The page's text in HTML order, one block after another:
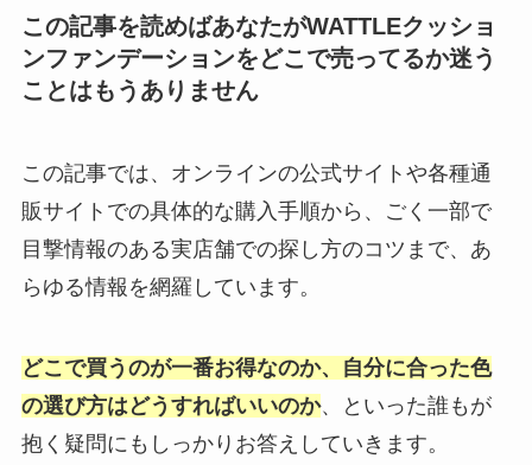
この記事を読めばあなたがWATTLEクッショ
ンファンデーションをどこで売ってるか迷う
ことはもうありません
この記事では、オンラインの公式サイトや各種通
販サイトでの具体的な購入手順から、ごく一部で
目撃情報のある実店舗での探し方のコツまで、あ
らゆる情報を網羅しています。
どこで買うのが一番お得なのか、自分に合った色
の選び方はどうすればいいのか、といった誰もが
抱く疑問にもしっかりお答えしていきます。